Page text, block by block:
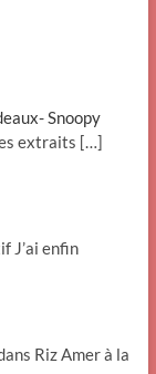
Snoopy
extraits […]
J’ai enfin
Riz Amer à la